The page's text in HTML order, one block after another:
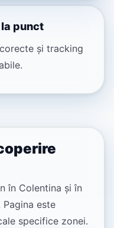
punct
și tracking
în Colentina și în
este
specifice zonei.